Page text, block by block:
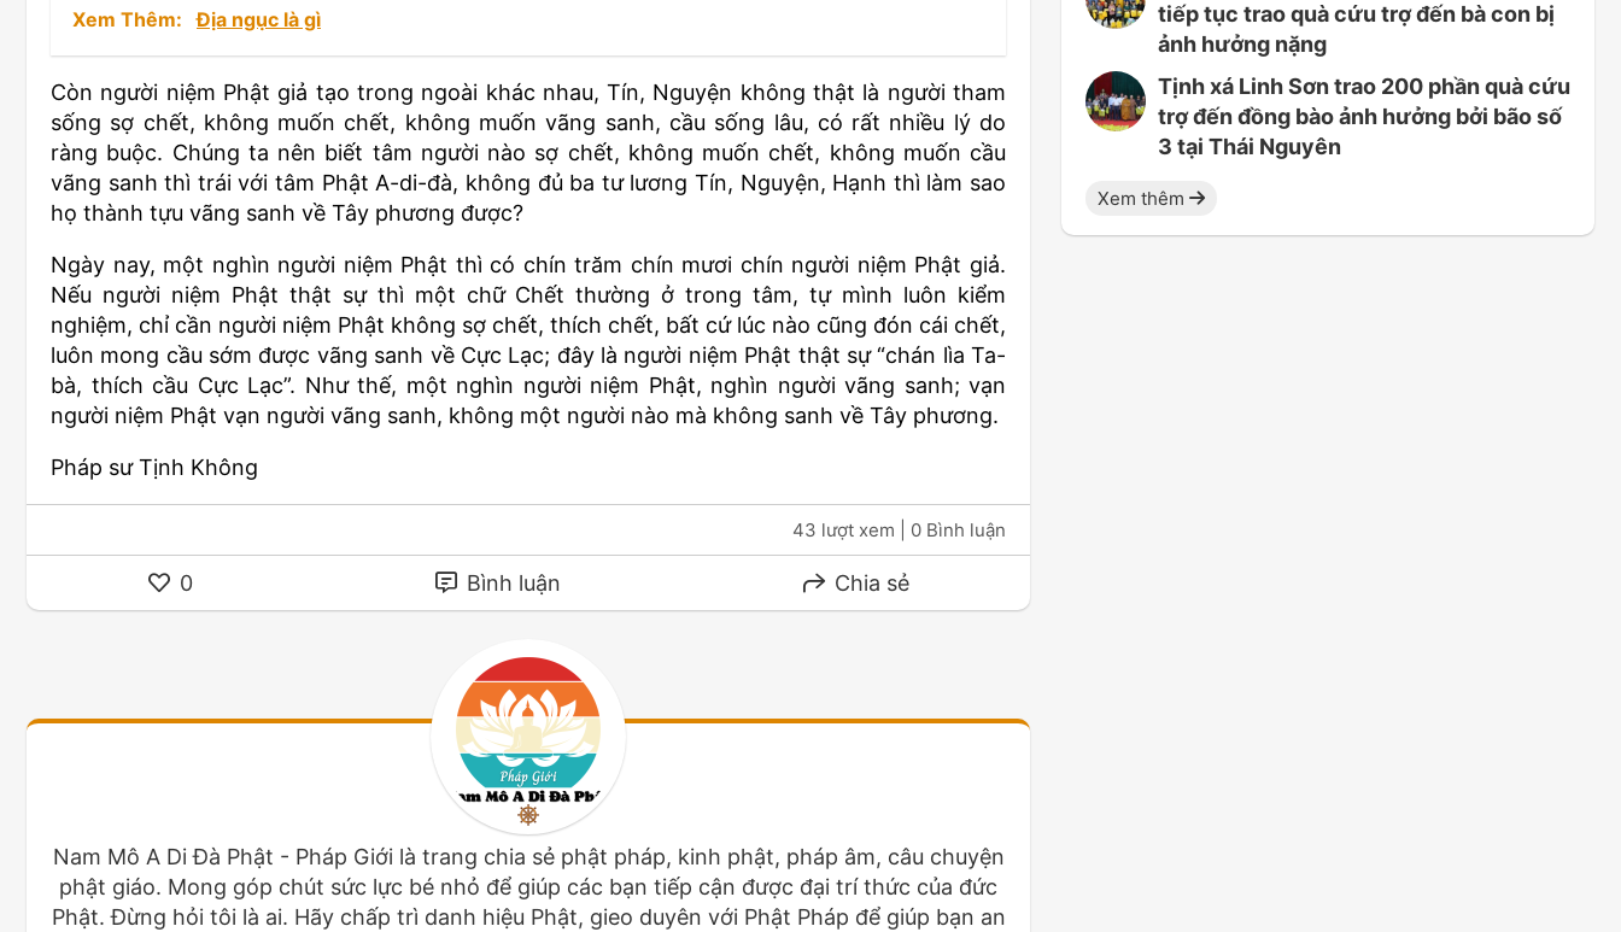
Xem Thêm: Địa ngục là gì
Còn người niệm Phật giả tạo trong ngoài khác nhau, Tín, Nguyện không thật là người tham
sống sợ chết, không muốn chết, không muốn vãng sanh, cầu sống lâu, có rất nhiều lý do
ràng buộc. Chúng ta nên biết tâm người nào sợ chết, không muốn chết, không muốn cầu
vãng sanh thì trái với tâm Phật A-di-đà, không đủ ba tư lương Tín, Nguyện, Hạnh thì làm sao
họ thành tựu vãng sanh về Tây phương được?
Ngày nay, một nghìn người niệm Phật thì có chín trăm chín mươi chín người niệm Phật giả.
Nếu người niệm Phật thật sự thì một chữ Chết thường ở trong tâm, tự mình luôn kiểm
nghiệm, chỉ cần người niệm Phật không sợ chết, thích chết, bất cứ lúc nào cũng đón cái chết,
luôn mong cầu sớm được vãng sanh về Cực Lạc; đây là người niệm Phật thật sự “chán lìa Ta-
bà, thích cầu Cực Lạc”. Như thế, một nghìn người niệm Phật, nghìn người vãng sanh; vạn
người niệm Phật vạn người vãng sanh, không một người nào mà không sanh về Tây phương.
Pháp sư Tịnh Không
43 lượt xem | 0 Bình luận
0 Bình luận Chia sẻ
Nam Mô A Di Đà Phật - Pháp Giới là trang chia sẻ phật pháp, kinh phật, pháp âm, câu chuyện
phật giáo. Mong góp chút sức lực bé nhỏ để giúp các bạn tiếp cận được đại trí thức của đức
Phật. Đừng hỏi tôi là ai. Hãy chấp trì danh hiệu Phật, gieo duyên với Phật Pháp để giúp bạn an
tiếp tục trao quà cứu trợ đến bà con bị
ảnh hưởng nặng
Tịnh xá Linh Sơn trao 200 phần quà cứu
trợ đến đồng bào ảnh hưởng bởi bão số
3 tại Thái Nguyên
Xem thêm